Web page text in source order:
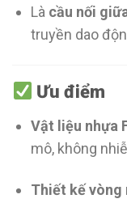
Là cầu nối
truyền dao
Ưu điểm
Vật liệu nhựa
mô, không
Thiết kế vòng